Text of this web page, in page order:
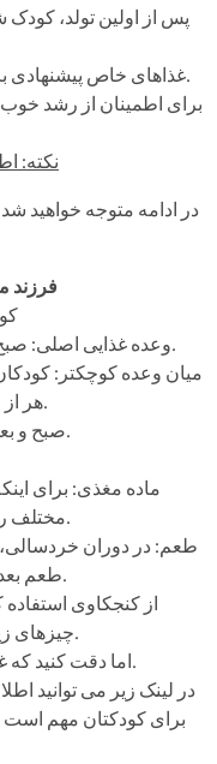
پس از اولین تولد، کودک
غذاهای خاص پیشنهادی برای کودکان در فروشگاه ضروری نیستند.
برای اطمینان از رشد
نکته:
در ادامه متوجه خواهید
فرزند
• 3 وعده غذایی اصلی: صبح، ناهار و عصر با کودکتان غذا بخورید.
هر از چند گاهی به چیزی برای خوردن نیاز دارند.
صبح و بعدازظهر زمان برای میان وعده وجود دارد.
مختلف را جذب کنند، به غذاهای متفاوتی نیاز دارند.
طعم بعد از مرحله غذای نرم بسیار کنجکاو هستند.
از کنجکاوی استفاده
چیزهای زیادی را امتحان کند و غذاهای متنوع بخورد.
اما دقت کنید که غذاها نمک‌زده، شکر‌زده یا ادویه‌زده نباشند.